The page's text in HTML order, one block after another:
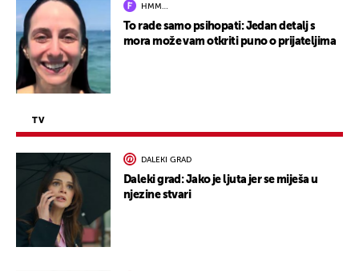
HMM…
To rade samo psihopati: Jedan detalj s
mora može vam otkriti puno o prijateljima
TV
DALEKI GRAD
Daleki grad: Jako je ljuta jer se miješa u
njezine stvari